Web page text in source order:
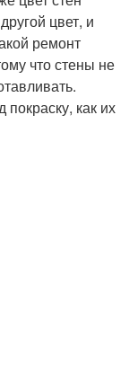
цвет, и
ремонт
что стены не
как их